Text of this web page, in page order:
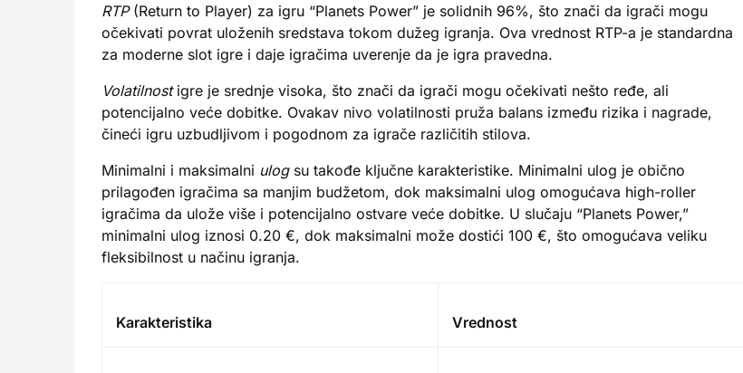
RTP(Return to Player) za igru “Planets Power” je solidnih 96%, što znači da igrači mogu
očekivati povrat uloženih sredstava tokom dužeg igranja. Ova vrednost RTP-a je standardna
za moderne slot igre i daje igračima uverenje da je igra pravedna.
Volatilnostigre je srednje visoka, što znači da igrači mogu očekivati nešto ređe, ali
potencijalno veće dobitke. Ovakav nivo volatilnosti pruža balans između rizika i nagrade,
čineći igru uzbudljivom i pogodnom za igrače različitih stilova.
Minimalni i maksimalni ulogsu takođe ključne karakteristike. Minimalni ulog je obično
prilagođen igračima sa manjim budžetom, dok maksimalni ulog omogućava high-roller
igračima da ulože više i potencijalno ostvare veće dobitke. U slučaju “Planets Power,”
minimalni ulog iznosi 0.20 €, dok maksimalni može dostići 100 €, što omogućava veliku
fleksibilnost u načinu igranja.
Karakteristika Vrednost